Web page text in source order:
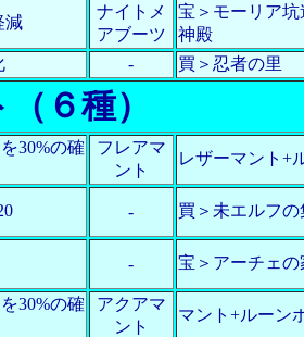
減
ナイトメ
アブーツ
宝＞モーリア
神殿
- 買＞忍者の里
６種）
30%の確
フレアマ
ント
レザーマント+
- 買＞未エルフの
- 宝＞アーチェの
30%の確
アクアマ
ント
マント+ルーン